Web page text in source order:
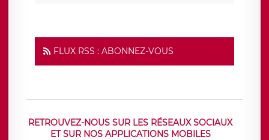
FLUX RSS : ABONNEZ-VOUS
RETROUVEZ-NOUS SUR LES RÉSEAUX SOCIAUX
ET SUR NOS APPLICATIONS MOBILES